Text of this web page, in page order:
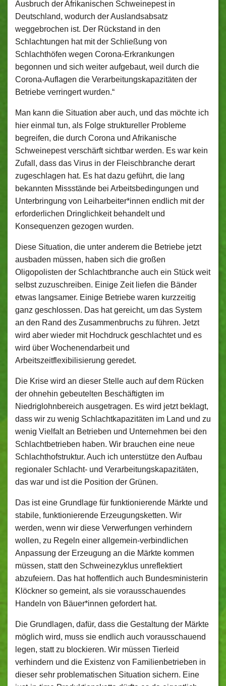
Ausbruch der Afrikanischen Schweinepest in
Deutschland, wodurch der Auslandsabsatz
weggebrochen ist. Der Rückstand in den
Schlachtungen hat mit der Schließung von
Schlachthöfen wegen Corona-Erkrankungen
begonnen und sich weiter aufgebaut, weil durch die
Corona-Auflagen die Verarbeitungskapazitäten der
Betriebe verringert wurden.“
Man kann die Situation aber auch, und das möchte ich
hier einmal tun, als Folge struktureller Probleme
begreifen, die durch Corona und Afrikanische
Schweinepest verschärft sichtbar werden. Es war kein
Zufall, dass das Virus in der Fleischbranche derart
zugeschlagen hat. Es hat dazu geführt, die lang
bekannten Missstände bei Arbeitsbedingungen und
Unterbringung von Leiharbeiter*innen endlich mit der
erforderlichen Dringlichkeit behandelt und
Konsequenzen gezogen wurden.
Diese Situation, die unter anderem die Betriebe jetzt
ausbaden müssen, haben sich die großen
Oligopolisten der Schlachtbranche auch ein Stück weit
selbst zuzuschreiben. Einige Zeit liefen die Bänder
etwas langsamer. Einige Betriebe waren kurzzeitig
ganz geschlossen. Das hat gereicht, um das System
an den Rand des Zusammenbruchs zu führen. Jetzt
wird aber wieder mit Hochdruck geschlachtet und es
wird über Wochenendarbeit und
Arbeitszeitflexibilisierung geredet.
Die Krise wird an dieser Stelle auch auf dem Rücken
der ohnehin gebeutelten Beschäftigten im
Niedriglohnbereich ausgetragen. Es wird jetzt beklagt,
dass wir zu wenig Schlachtkapazitäten im Land und zu
wenig Vielfalt an Betrieben und Unternehmen bei den
Schlachtbetrieben haben. Wir brauchen eine neue
Schlachthofstruktur. Auch ich unterstütze den Aufbau
regionaler Schlacht- und Verarbeitungskapazitäten,
das war und ist die Position der Grünen.
Das ist eine Grundlage für funktionierende Märkte und
stabile, funktionierende Erzeugungsketten. Wir
werden, wenn wir diese Verwerfungen verhindern
wollen, zu Regeln einer allgemein-verbindlichen
Anpassung der Erzeugung an die Märkte kommen
müssen, statt den Schweinezyklus unreflektiert
abzufeiern. Das hat hoffentlich auch Bundesministerin
Klöckner so gemeint, als sie vorausschauendes
Handeln von Bäuer*innen gefordert hat.
Die Grundlagen, dafür, dass die Gestaltung der Märkte
möglich wird, muss sie endlich auch vorausschauend
legen, statt zu blockieren. Wir müssen Tierleid
verhindern und die Existenz von Familienbetrieben in
dieser sehr problematischen Situation sichern. Eine